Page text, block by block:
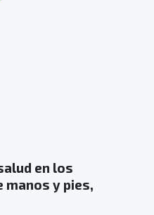
en los
manos y pies,